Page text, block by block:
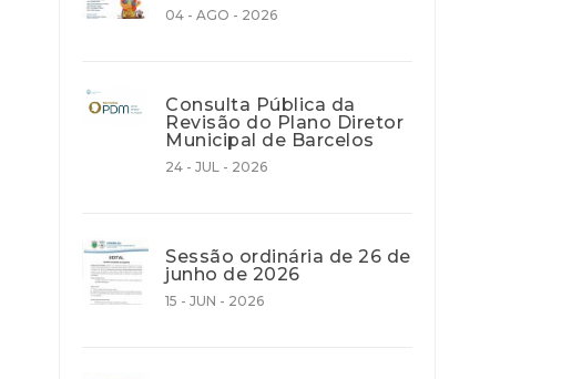
04 - AGO - 2026
Consulta Pública da
Revisão do Plano Diretor
Municipal de Barcelos
24 - JUL - 2026
Sessão ordinária de 26 de
junho de 2026
15 - JUN - 2026